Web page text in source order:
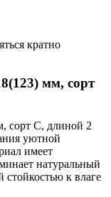
кратно
мм, сорт
сорт C, длиной 2
уютной
имеет
натуральный
стойкостью к влаге